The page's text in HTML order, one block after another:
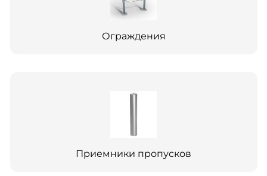
Ограждения
Приемники пропусков